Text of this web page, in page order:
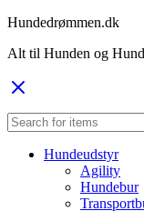
Hundedrømmen.dk
Alt til Hunden og
Hundeudstyr
Agility
Hundebur